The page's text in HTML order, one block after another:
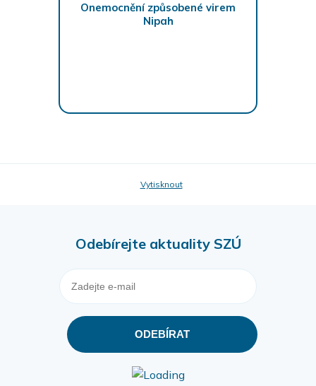
Onemocnění způsobené virem
Nipah
Vytisknout
Odebírejte aktuality SZÚ